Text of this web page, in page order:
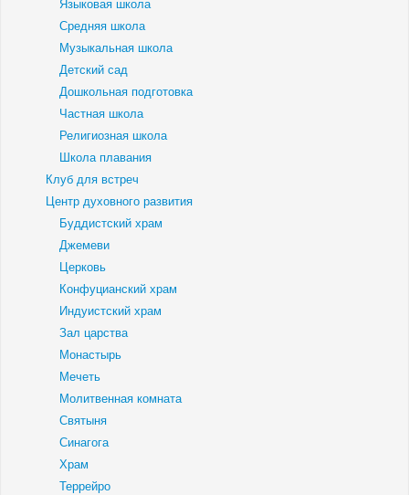
Средняя школа
Музыкальная школа
Детский сад
Дошкольная подготовка
Частная школа
Религиозная школа
Школа плавания
Клуб для встреч
Центр духовного развития
Буддистский храм
Джемеви
Церковь
Конфуцианский храм
Индуистский храм
Зал царства
Монастырь
Мечеть
Молитвенная комната
Святыня
Синагога
Храм
Террейро